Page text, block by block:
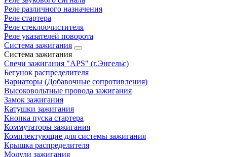
Реле различного назначения
Реле стартера
Реле стеклоочистителя
Реле указателей поворота
Система зажигания
Система зажигания
Свечи зажигания "APS" (г.Энгельс)
Бегунок распределителя
Вариаторы (Добавочные сопротивления)
Высоковольтные провода зажигания
Замок зажигания
Катушки зажигания
Кнопка пуска стартера
Коммутаторы зажигания
Комплектующие для системы зажигания
Крышка распределителя
Модули зажигания